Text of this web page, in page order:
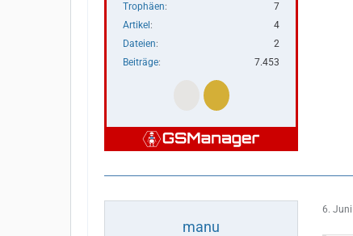
Trophäen
7
Artikel
4
Dateien
2
Beiträge
7.453
manu
6.